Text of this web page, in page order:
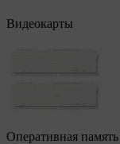
Видеокарты
Оперативная память